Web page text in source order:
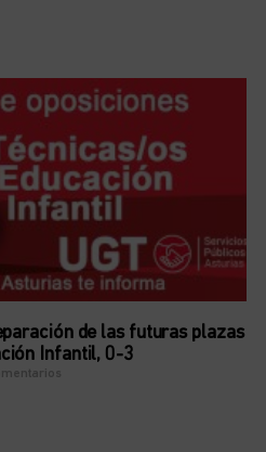
de las futuras plazas
Infantil, 0-3